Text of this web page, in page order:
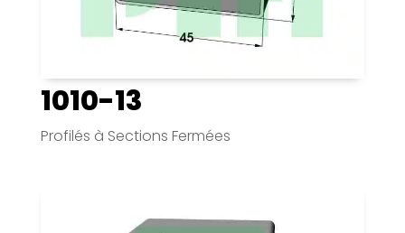
1010-13
Profilés à Sections Fermées